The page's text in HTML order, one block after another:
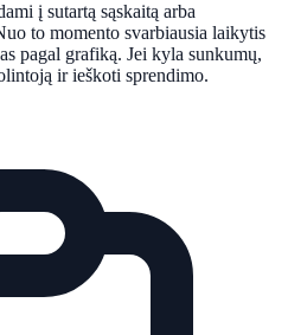
į sutartą sąskaitą arba
to momento svarbiausia laikytis
pagal grafiką. Jei kyla sunkumų,
ir ieškoti sprendimo.